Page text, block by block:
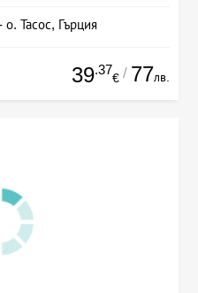
Тасос, Гърция
39.37
€ / 77лв.